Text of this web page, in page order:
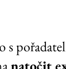
natočit